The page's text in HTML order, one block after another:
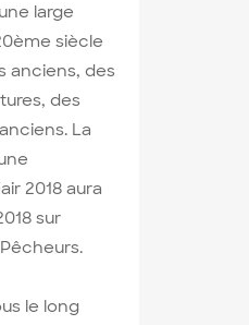
large
siècle
anciens, des
des
La
2018 aura
sur
le long